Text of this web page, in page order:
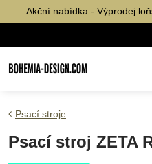
Akční nabídka - Výprodej
Psací stroje
Psací stroj ZETA